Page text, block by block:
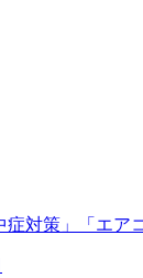
対策」「エア